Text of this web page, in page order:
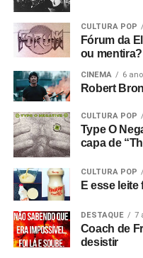
CULTURA POP
Fórum da
ou mentira?
CINEMA 6
Robert
CULTURA POP
Type O
capa de
CULTURA POP
E esse
DESTAQUE 7
Coach de
desistir